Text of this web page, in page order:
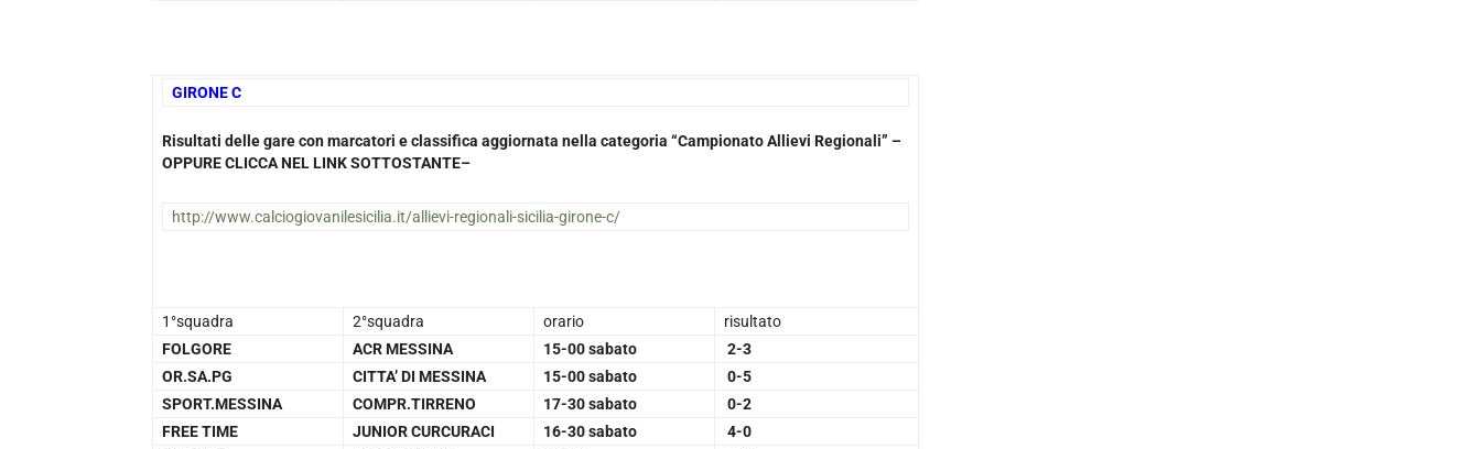
GIRONE C
Risultati delle gare con marcatori e classifica aggiornata nella categoria “Campionato Allievi Regionali” –
OPPURE CLICCA NEL LINK SOTTOSTANTE–
http://www.calciogiovanilesicilia.it/allievi-regionali-sicilia-girone-c/
1°squadra 2°squadra orario
risultato
FOLGORE
ACR MESSINA 15-00 sabato
2-3
OR.SA.PG
CITTA’ DI MESSINA 15-00 sabato
0-5
SPORT.MESSINA
COMPR.TIRRENO 17-30 sabato
0-2
FREE TIME
JUNIOR CURCURACI 16-30 sabato
4-0